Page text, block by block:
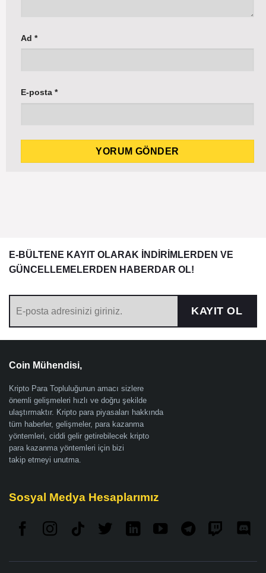
Ad *
E-posta *
E-BÜLTENE KAYIT OLARAK İNDİRİMLERDEN VE
GÜNCELLEMELERDEN HABERDAR OL!
KAYIT OL
Coin Mühendisi,
Kripto Para Topluluğunun amacı sizlere
önemli gelişmeleri hızlı ve doğru şekilde
ulaştırmaktır. Kripto para piyasaları hakkında
tüm haberler, gelişmeler, para kazanma
yöntemleri, ciddi gelir getirebilecek kripto
para kazanma yöntemleri için bizi
takip etmeyi unutma.
Sosyal Medya Hesaplarımız